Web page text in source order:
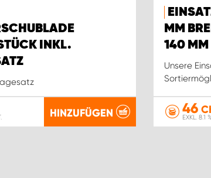
INKL.
HINZUFÜGEN
MM
140 MM
Unsere
46
EXKL. 8.1